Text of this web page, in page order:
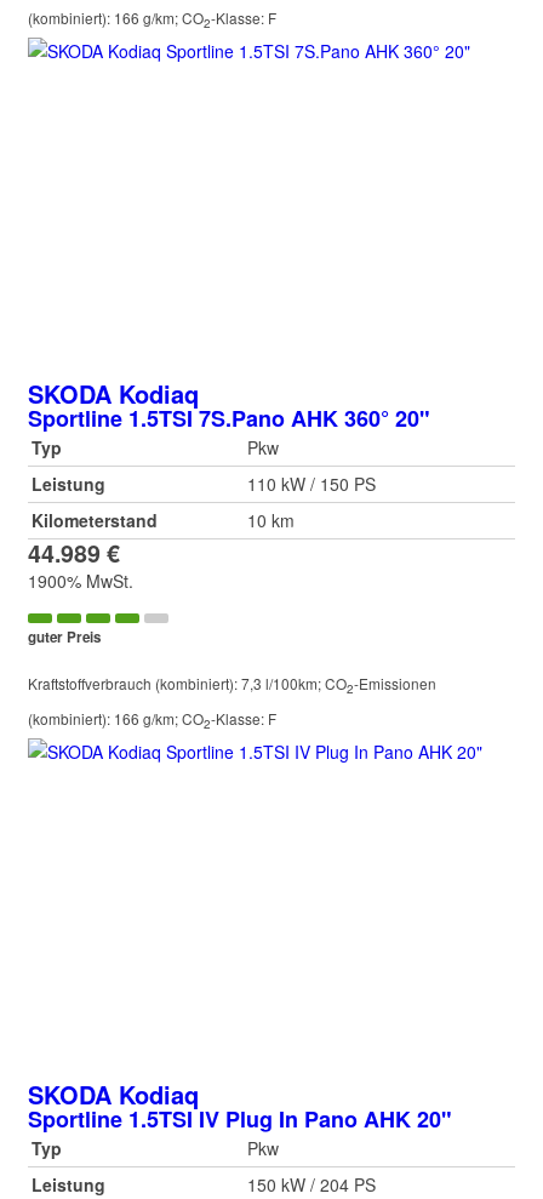
(kombiniert): 166 g/km;CO2-Klasse: F
SKODA Kodiaq
Sportline 1.5TSI 7S.Pano AHK 360° 20"
Typ
Pkw
Leistung
110 kW / 150 PS
Kilometerstand
10 km
44.989 €
1900% MwSt.
guter Preis
Kraftstoffverbrauch (kombiniert):7,3 l/100km;CO2-Emissionen
(kombiniert): 166 g/km;CO2-Klasse: F
SKODA Kodiaq
Sportline 1.5TSI IV Plug In Pano AHK 20"
Typ
Pkw
Leistung
150 kW / 204 PS